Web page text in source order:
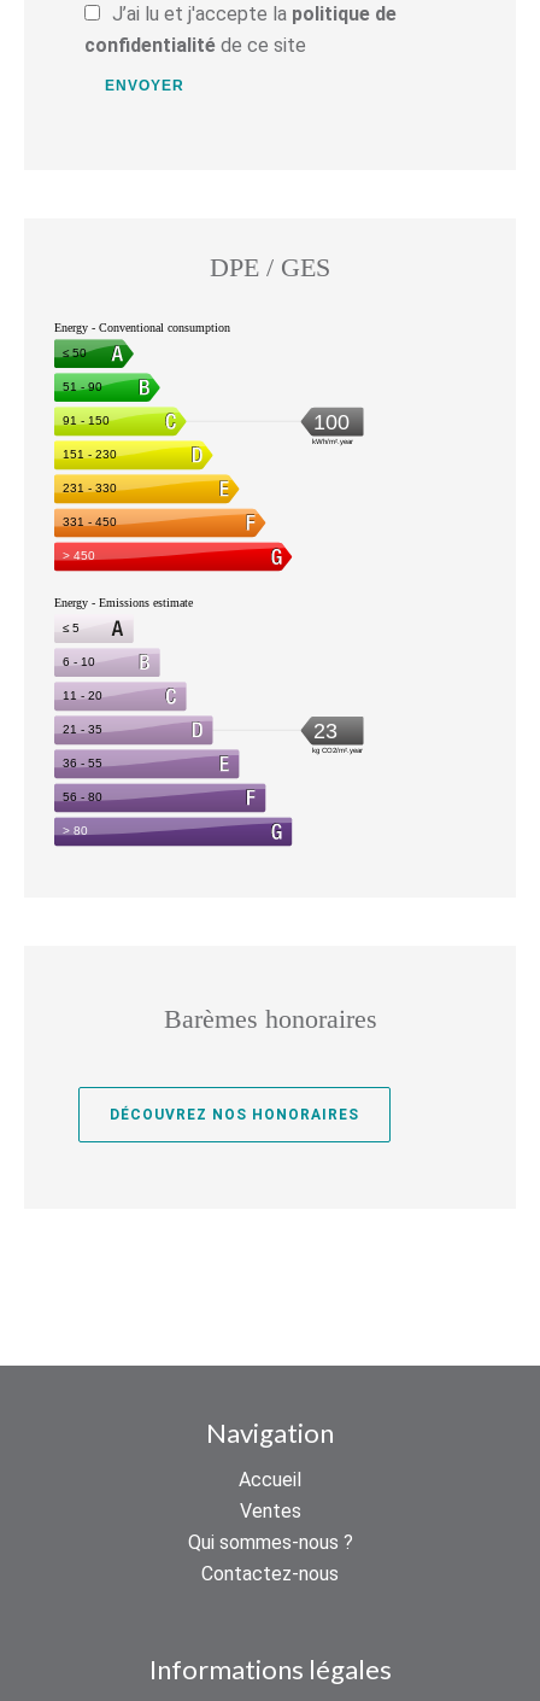
J’ai lu et j'accepte la politique de
confidentialité de ce site
ENVOYER
DPE / GES
Barèmes honoraires
DÉCOUVREZ NOS HONORAIRES
Navigation
Accueil
Ventes
Qui sommes-nous ?
Contactez-nous
Informations légales